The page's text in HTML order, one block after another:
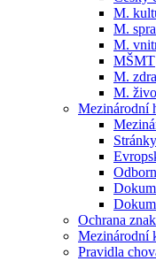
M.
M.
M.
MŠMT
M.
M.
Mezinárodní
Ochrana
Mezinárodní
Pravidla